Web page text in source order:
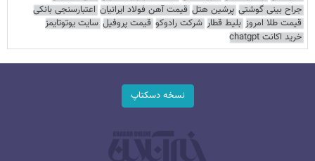
جراح بینی گوشتی پرشین هتل قیمت آهن فولاد ایرانیان اعتبارسنجی بانکی
قیمت طلا امروز بلیط قطار شرکت رادوکو قیمت پروفیل سایت یوتوتایمز
خرید اکانت chatgpt
نسخه دسکتاپ